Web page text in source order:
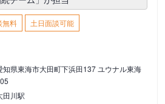
無料
土日面談可能
知県東海市大田町下浜田137 ユウナル東海
田川駅